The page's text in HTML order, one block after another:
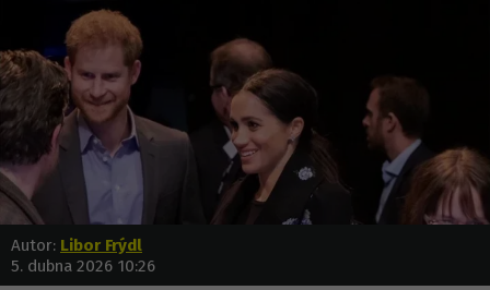
Autor: Libor Frýdl
5. dubna 2026 10:26